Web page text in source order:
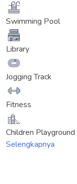
Swimming Pool
Library
Jogging Track
Fitness
Children Playground
Selengkapnya